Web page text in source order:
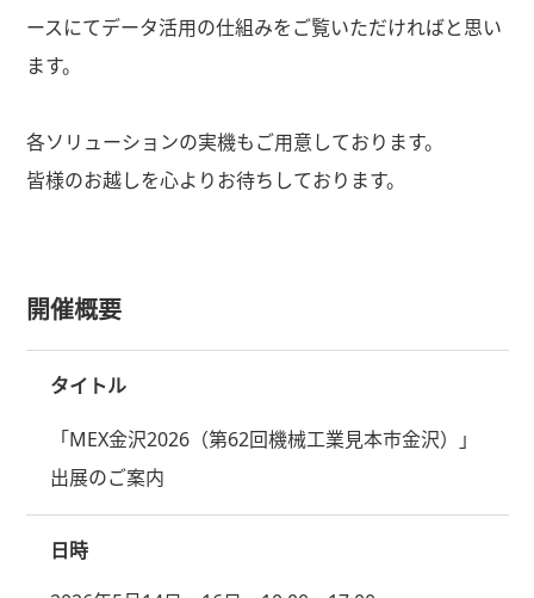
ースにてデータ活用の仕組みをご覧いただければと思い
ます。
各ソリューションの実機もご用意しております。
皆様のお越しを心よりお待ちしております。
開催概要
タイトル
「MEX金沢2026（第62回機械工業見本市金沢）」
出展のご案内
日時